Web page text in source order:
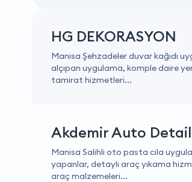
HG DEKORASYON
Manisa Şehzadeler duvar kağıdı
alçıpan uygulama, komple daire
tamirat hizmetleri...
Akdemir Auto
Manisa Salihli oto pasta cila
yapanlar, detaylı araç yıkama
araç malzemeleri...